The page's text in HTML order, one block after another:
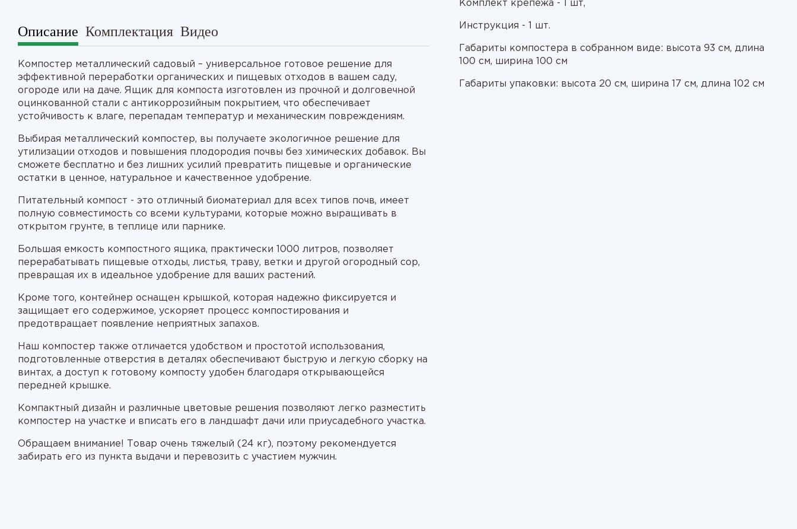
Описание Комплектация Видео
Компостер металлический садовый – универсальное готовое решение для
эффективной переработки органических и пищевых отходов в вашем саду,
огороде или на даче. Ящик для компоста изготовлен из прочной и долговечной
оцинкованной стали с антикоррозийным покрытием, что обеспечивает
устойчивость к влаге, перепадам температур и механическим повреждениям.
Выбирая металлический компостер, вы получаете экологичное решение для
утилизации отходов и повышения плодородия почвы без химических добавок. Вы
сможете бесплатно и без лишних усилий превратить пищевые и органические
остатки в ценное, натуральное и качественное удобрение.
Питательный компост - это отличный биоматериал для всех типов почв, имеет
полную совместимость со всеми культурами, которые можно выращивать в
открытом грунте, в теплице или парнике.
Большая емкость компостного ящика, практически 1000 литров, позволяет
перерабатывать пищевые отходы, листья, траву, ветки и другой огородный сор,
превращая их в идеальное удобрение для ваших растений.
Кроме того, контейнер оснащен крышкой, которая надежно фиксируется и
защищает его содержимое, ускоряет процесс компостирования и
предотвращает появление неприятных запахов.
Наш компостер также отличается удобством и простотой использования,
подготовленные отверстия в деталях обеспечивают быструю и легкую сборку на
винтах, а доступ к готовому компосту удобен благодаря открывающейся
передней крышке.
Компактный дизайн и различные цветовые решения позволяют легко разместить
компостер на участке и вписать его в ландшафт дачи или приусадебного участка.
Обращаем внимание! Товар очень тяжелый (24 кг), поэтому рекомендуется
забирать его из пункта выдачи и перевозить с участием мужчин.
Комплект крепежа - 1 шт,
Инструкция - 1 шт.
Габариты компостера в собранном виде: высота 93 см, длина
100 см, ширина 100 см
Габариты упаковки: высота 20 см, ширина 17 см, длина 102 см